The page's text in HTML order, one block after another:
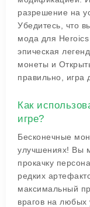
разрешение на
Убедитесь, что
мода для
эпическая
монеты и
правильно, игра
Как
игре?
Бесконечные
улучшениях! Вы
прокачку
редких
максимальный
врагов на любых